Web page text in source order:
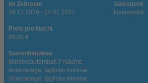
im Zeitraum
19.12.2026 - 04.01.2027
Saisonzeit
Reisezeit A
Preis pro Nacht
90,00 €
Saisonhinweise
Mindestaufenthalt 7 Nächte
Anreisetage: tägliche Anreise
Abreisetage: tägliche Abreise